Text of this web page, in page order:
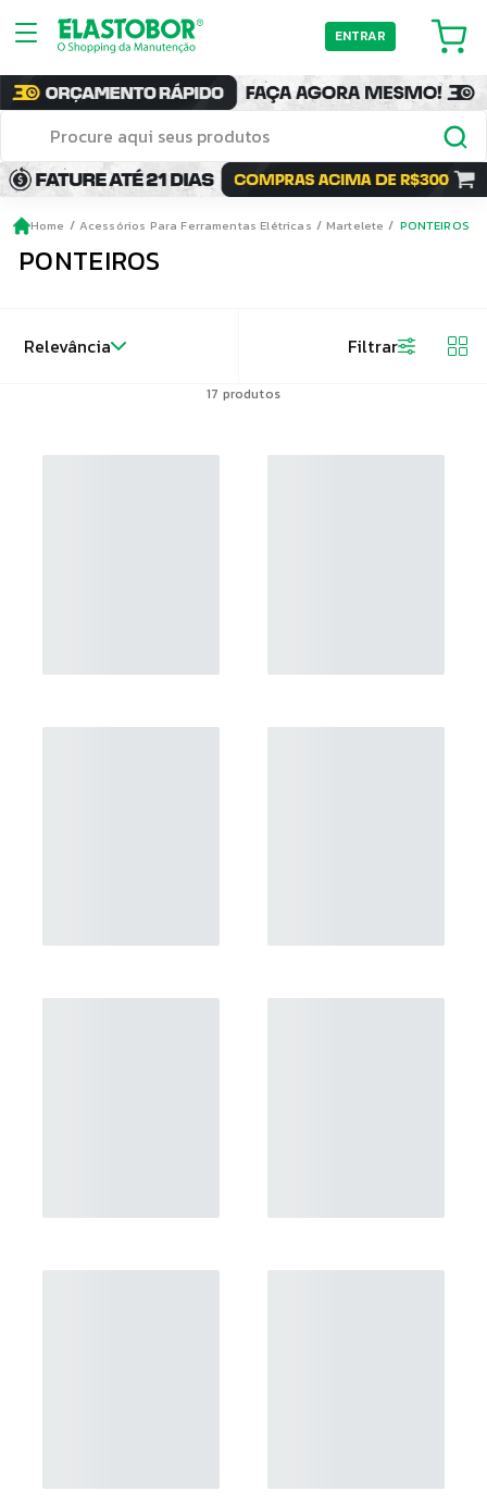
ENTRAR
Home Acessórios Para Ferramentas Elétricas Martelete PONTEIROS
PONTEIROS
Relevância Filtrar
17 produtos